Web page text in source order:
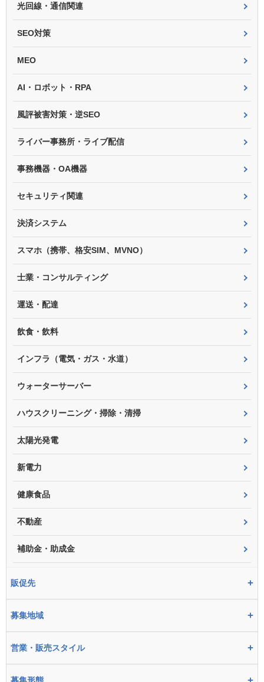
光回線・通信関連
SEO対策
MEO
AI・ロボット・RPA
風評被害対策・逆SEO
ライバー事務所・ライブ配信
事務機器・OA機器
セキュリティ関連
決済システム
スマホ（携帯、格安SIM、MVNO）
士業・コンサルティング
運送・配達
飲食・飲料
インフラ（電気・ガス・水道）
ウォーターサーバー
ハウスクリーニング・掃除・清掃
太陽光発電
新電力
健康食品
不動産
補助金・助成金
販促先 +
募集地域 +
営業・販売スタイル +
募集形態